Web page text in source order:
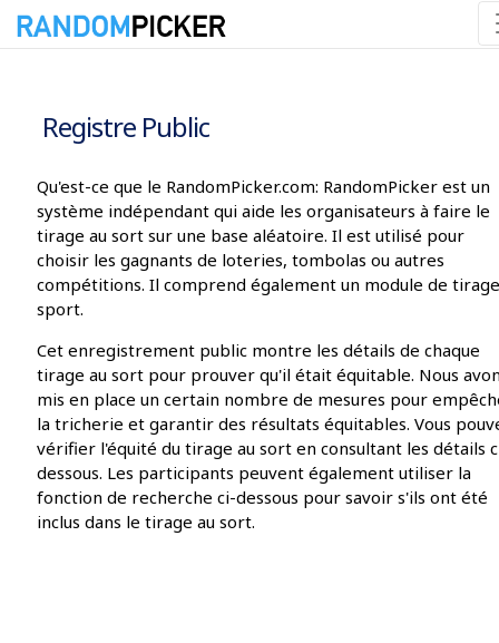
Registre Public
Qu'est-ce que le RandomPicker.com: RandomPicker est un
système indépendant qui aide les organisateurs à faire le
tirage au sort sur une base aléatoire. Il est utilisé pour
choisir les gagnants de loteries, tombolas ou autres
compétitions. Il comprend également un module de tirage
sport.
Cet enregistrement public montre les détails de chaque
tirage au sort pour prouver qu'il était équitable. Nous
mis en place un certain nombre de mesures pour
la tricherie et garantir des résultats équitables. Vous
vérifier l'équité du tirage au sort en consultant les détails
dessous. Les participants peuvent également utiliser la
fonction de recherche ci-dessous pour savoir s'ils ont été
inclus dans le tirage au sort.